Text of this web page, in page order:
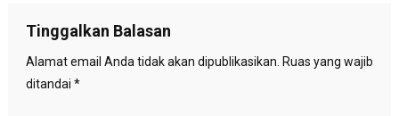
Tinggalkan Balasan
Alamat email Anda tidak akan dipublikasikan. Ruas yang wajib
ditandai *